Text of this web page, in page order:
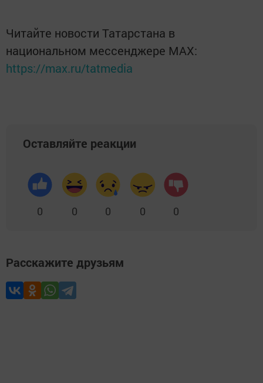
Читайте новости Татарстана в
национальном мессенджере MАХ:
https://max.ru/tatmedia
Оставляйте реакции
0 0 0 0 0
Расскажите друзьям